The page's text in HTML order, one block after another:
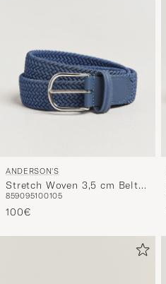
ANDERSON'S
Stretch Woven 3,5 cm Belt
Air Force Blue
859095100105
100€